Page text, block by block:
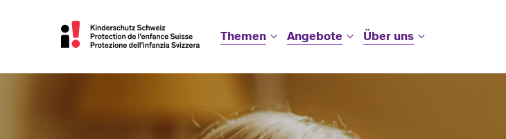
Themen Angebote Über uns